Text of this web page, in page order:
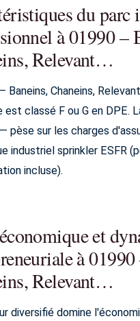
du
à 01990 –
Relevant…
Baneins, Chaneins,
est classé F ou G en DPE.
pèse sur les charges
industriel sprinkler ESFR
incluse).
et
à
Relevant…
diversifié domine